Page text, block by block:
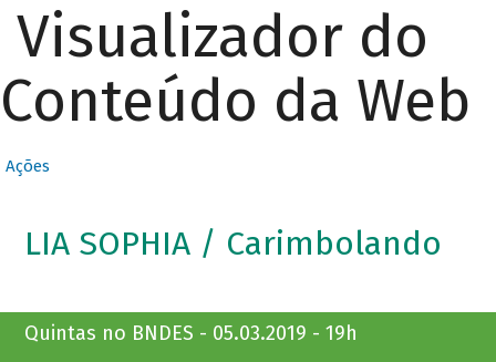
Visualizador do
Conteúdo da Web
Ações
LIA SOPHIA / Carimbolando
Quintas no BNDES - 05.03.2019 - 19h